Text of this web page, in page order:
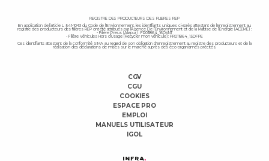
REGISTRE DES PRODUCTEURS DES FILIERES REP
En application de l’article L. 541-10-13 du Code de l'Environnement, les identifiants uniques ci-après attestant de l'enregistrement au
registre des producteurs des filières REP ont été attribués par l’Agence De l’Environnement et de la Maîtrise de l’Energie (ADEME) :
- Filière Pneus (Aliapur) : FR011864_16OVNT
- Filière Véhicules Hors d’Usage (Recycler mon véhicule) : FR011864_15DFPE
Ces identifiants attestent de la conformité SIMA au regard de son obligation d'enregistrement au registre des producteurs et de la
réalisation des déclarations de mises sur le marché auprès des éco-organismes précités.
CGV
CGU
COOKIES
ESPACE PRO
EMPLOI
MANUELS UTILISATEUR
IGOL